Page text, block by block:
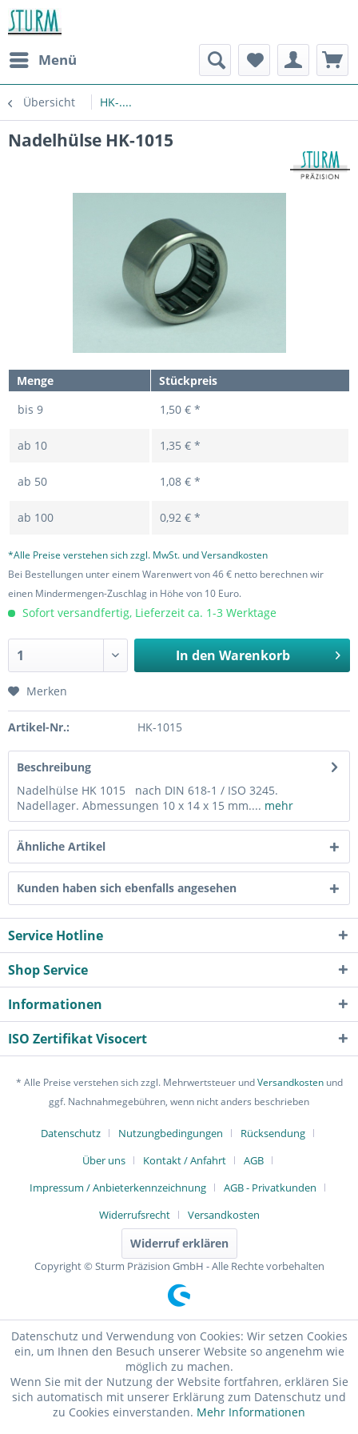
Menü
Übersicht HK-....
Nadelhülse HK-1015
Menge
Stückpreis
bis 9 1,50 € *
ab 10 1,35 € *
ab 50 1,08 € *
ab 100 0,92 € *
*Alle Preise verstehen sich zzgl. MwSt. und Versandkosten
Bei Bestellungen unter einem Warenwert von 46 € netto berechnen wir
einen Mindermengen-Zuschlag in Höhe von 10 Euro.
Sofort versandfertig, Lieferzeit ca. 1-3 Werktage
In den Warenkorb
Merken
Artikel-Nr.: HK-1015
Beschreibung
Nadelhülse HK 1015 nach DIN 618-1 / ISO 3245.
Nadellager. Abmessungen 10 x 14 x 15 mm.... mehr
Ähnliche Artikel
Kunden haben sich ebenfalls angesehen
Service Hotline
Shop Service
Informationen
ISO Zertifikat Visocert
* Alle Preise verstehen sich zzgl. Mehrwertsteuer undVersandkostenund
ggf. Nachnahmegebühren, wenn nicht anders beschrieben
Datenschutz Nutzungbedingungen
Rücksendung
Über uns
Kontakt / Anfahrt
AGB
Impressum / Anbieterkennzeichnung
AGB - Privatkunden
Widerrufsrecht
Versandkosten
Widerruf erklären
Copyright © Sturm Präzision GmbH - Alle Rechte vorbehalten
Datenschutz und Verwendung von Cookies: Wir setzen Cookies
ein, um Ihnen den Besuch unserer Website so angenehm wie
möglich zu machen.
Wenn Sie mit der Nutzung der Website fortfahren, erklären Sie
sich automatisch mit unserer Erklärung zum Datenschutz und
zu Cookies einverstanden. Mehr Informationen